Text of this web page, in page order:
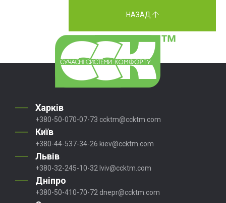
НАЗАД
Харків
+380-50-070-07-73 ccktm@ccktm.com
Київ
+380-44-537-34-26 kiev@ccktm.com
Львів
+380-32-245-10-32 lviv@ccktm.com
Дніпро
+380-50-410-70-72 dnepr@ccktm.com